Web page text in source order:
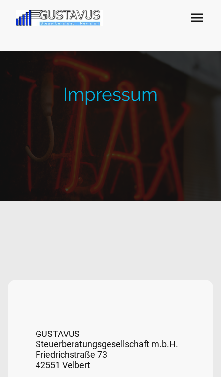
Impressum
GUSTAVUS
Steuerberatungsgesellschaft m.b.H.
Friedrichstraße 73
42551 Velbert